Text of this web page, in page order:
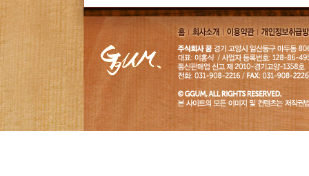
Review
홈
회사소
개
이용약
관
개인정보취급
침